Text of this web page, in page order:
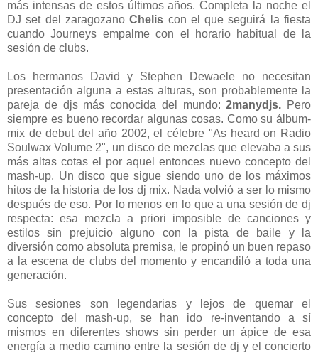
más intensas de estos últimos años. Completa la noche el
DJ set del zaragozanoChelis con el que seguirá la fiesta
cuando Journeys empalme con el horario habitual de la
sesión de clubs.
Los hermanos David y Stephen Dewaele no necesitan
presentación alguna a estas alturas, son probablemente la
pareja de djs más conocida del mundo: 2manydjs. Pero
siempre es bueno recordar algunas cosas. Como su álbum-
mix de debut del año 2002, el célebre "As heard on Radio
Soulwax Volume 2", un disco de mezclas que elevaba a sus
más altas cotas el por aquel entonces nuevo concepto del
mash-up. Un disco que sigue siendo uno de los máximos
hitos de la historia de los dj mix. Nada volvió a ser lo mismo
después de eso. Por lo menos en lo que a una sesión de dj
respecta: esa mezcla a priori imposible de canciones y
estilos sin prejuicio alguno con la pista de baile y la
diversión como absoluta premisa, le propinó un buen repaso
a la escena de clubs del momento y encandiló a toda una
generación.
Sus sesiones son legendarias y lejos de quemar el
concepto del mash-up, se han ido re-inventando a sí
mismos en diferentes shows sin perder un ápice de esa
energía a medio camino entre la sesión de dj y el concierto